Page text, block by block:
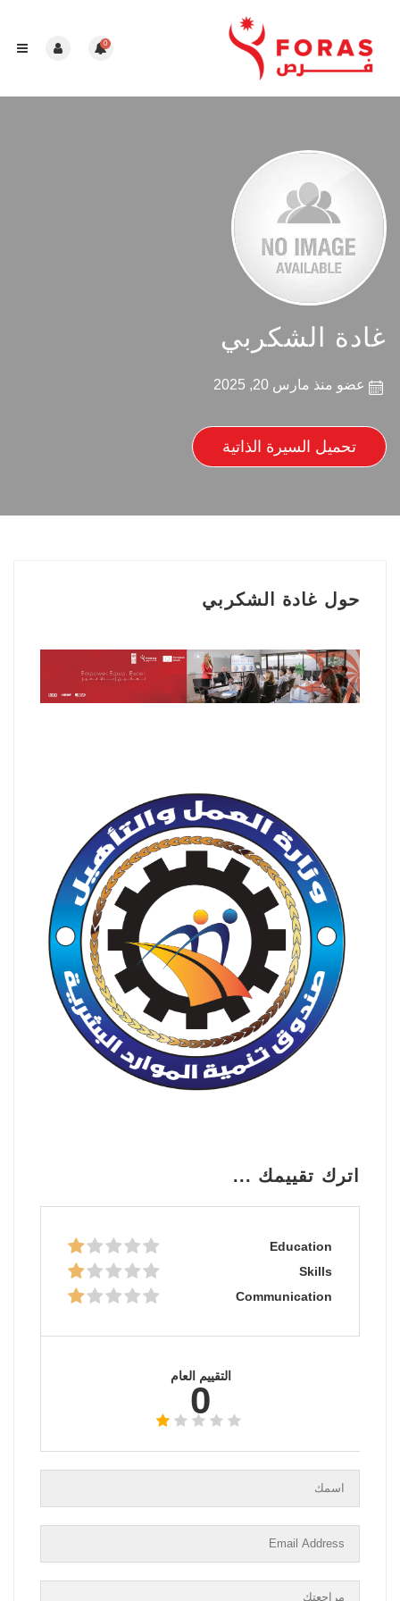
0
غادة الشكربي
عضو منذ مارس 20, 2025
تحميل السيرة الذاتية
حول غادة الشكربي
اترك تقييمك ...
Education
Skills
Communication
التقييم العام
0